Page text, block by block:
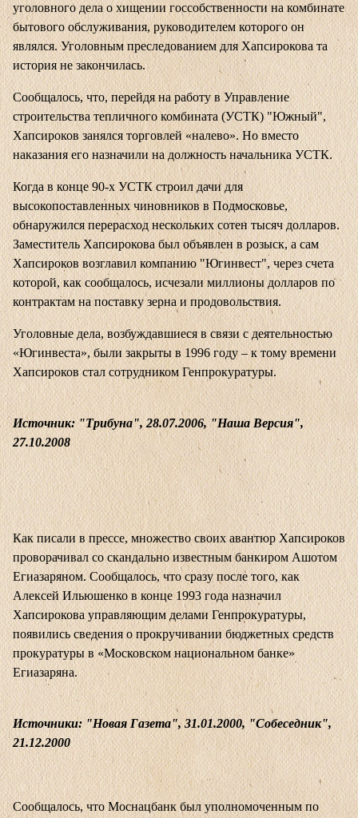
уголовного дела о хищении госсобственности на комбинате
бытового обслуживания, руководителем которого он
являлся. Уголовным преследованием для Хапсирокова та
история не закончилась.
Сообщалось, что, перейдя на работу в Управление
строительства тепличного комбината (УСТК) "Южный",
Хапсироков занялся торговлей «налево». Но вместо
наказания его назначили на должность начальника УСТК.
Когда в конце 90-х УСТК строил дачи для
высокопоставленных чиновников в Подмосковье,
обнаружился перерасход нескольких сотен тысяч долларов.
Заместитель Хапсирокова был объявлен в розыск, а сам
Хапсироков возглавил компанию "Югинвест", через счета
которой, как сообщалось, исчезали миллионы долларов по
контрактам на поставку зерна и продовольствия.
Уголовные дела, возбуждавшиеся в связи с деятельностью
«Югинвеста», были закрыты в 1996 году – к тому времени
Хапсироков стал сотрудником Генпрокуратуры.
Источник: "Трибуна", 28.07.2006, "Наша Версия",
27.10.2008
Как писали в прессе, множество своих авантюр Хапсироков
проворачивал со скандально известным банкиром Ашотом
Егиазаряном. Сообщалось, что сразу после того, как
Алексей Ильюшенко в конце 1993 года назначил
Хапсирокова управляющим делами Генпрокуратуры,
появились сведения о прокручивании бюджетных средств
прокуратуры в «Московском национальном банке»
Егиазаряна.
Источники: "Новая Газета", 31.01.2000, "Собеседник",
21.12.2000
Сообщалось, что Моснацбанк был уполномоченным по